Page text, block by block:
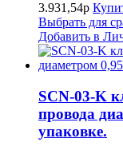
3.931,54р
Выбрать для
Добавить в
SCN-03-K
провода
упаковке.